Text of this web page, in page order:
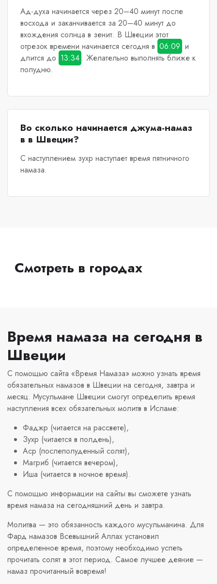
Ад-духа начинается через 20–40 минут после
восхода и заканчивается за 20–40 минут до
вхождения солнца в зенит. В Швеции этот
отрезок времени начинается сегодня в 06:09 и
длится до 13:34 . Желательно выполнять ближе к
полудню.
Во сколько начинается джума-намаз
в в Швеции?
С наступлением зухр наступает время пятничного
намаза.
Смотреть в городах
Время намаза на сегодня в
Швеции
С помощью сайта «Время Намаза» можно узнать время
обязательных намазов в Швеции на сегодня, завтра и
месяц. Мусульмане Швеции смогут определить время
наступления всех обязательных молитв в Исламе:
Фаджр (читается на рассвете),
Зухр (читается в полдень),
Аср (послеполуденный солят),
Магриб (читается вечером),
Иша (читается в ночное время).
С помощью информации на сайты вы сможете узнать
время намаза на сегодняшний день и завтра.
Молитва — это обязанность каждого мусульманина. Для
Фард намазов Всевышний Аллах установил
определенное время, поэтому необходимо успеть
прочитать солят в этот период. Самое лучшее деяние —
намаз прочитанный вовремя!